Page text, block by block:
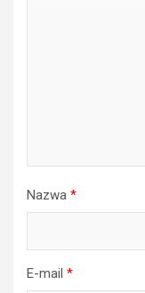
Nazwa *
E-mail *